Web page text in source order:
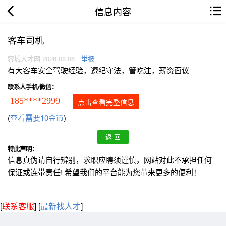
信息内容
客车司机
容城人才网 2026.08.06 举报
有大客车安全驾驶经验，遵纪守法，管吃注，薪资面议
联系人手机/微信：
185****2999 点击查看完整信息
(查看需要10金币)
特此声明：
信息真伪请自行辨别，求职应聘须谨慎，网站对此不承担任何
保证或连带责任! 希望我们的平台能为您带来更多的便利！
[联系客服] [最新找人才]